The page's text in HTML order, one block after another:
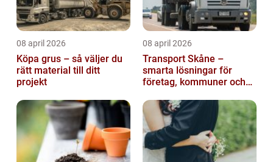
08 april 2026
Köpa grus – så väljer du
rätt material till ditt
projekt
08 april 2026
Transport Skåne –
smarta lösningar för
företag, kommuner och